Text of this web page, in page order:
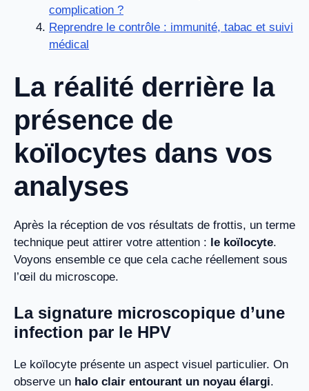
complication ?
Reprendre le contrôle : immunité, tabac et suivi
médical
La réalité derrière la
présence de
koïlocytes dans vos
analyses
Après la réception de vos résultats de frottis, un terme
technique peut attirer votre attention : le koïlocyte.
Voyons ensemble ce que cela cache réellement sous
l’œil du microscope.
La signature microscopique d’une
infection par le HPV
Le koïlocyte présente un aspect visuel particulier. On
observe un halo clair entourant un noyau élargi.